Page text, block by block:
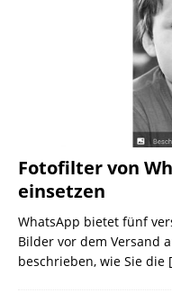
Fotofilter von
einsetzen
WhatsApp bietet fünf
Bilder vor dem Versand
beschrieben, wie Sie die